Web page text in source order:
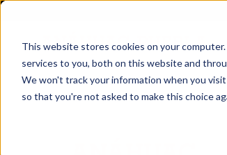
This website stores cookies on your
services to you, both on this website and
We won't track your information when you
so that you're not asked to make this choice